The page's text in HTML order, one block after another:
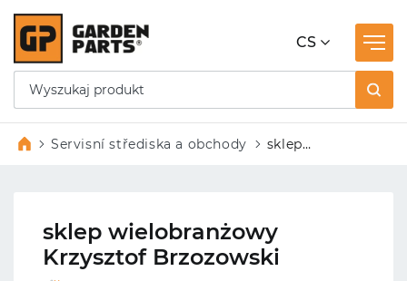
CS
Servisní střediska a obchody
sklep
sklep wielobranżowy
Krzysztof Brzozowski